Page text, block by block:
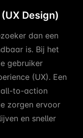
Design)
dan een
is. Bij het
gebruiker
(UX). Een
to-action
zorgen ervoor
en sneller